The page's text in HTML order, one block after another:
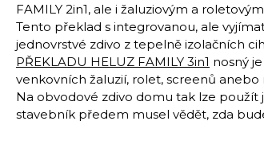
FAMILY 2in1, ale i žaluziovým a roletovým
Tento překlad s integrovanou, ale
jednovrstvé zdivo z tepelně izolačních
PŘEKLADU HELUZ FAMILY 3in1 nosný
venkovních žaluzií, rolet, screenů
Na obvodové zdivo domu tak lze použít
stavebník předem musel vědět, zda